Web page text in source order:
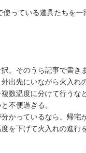
使っている道具たちを一
。そのうち記事で書き
出先にいながら火入れ
数温度に分けて行うな
不便過ぎる。
かっているなら、帰宅
を下げて火入れの進行